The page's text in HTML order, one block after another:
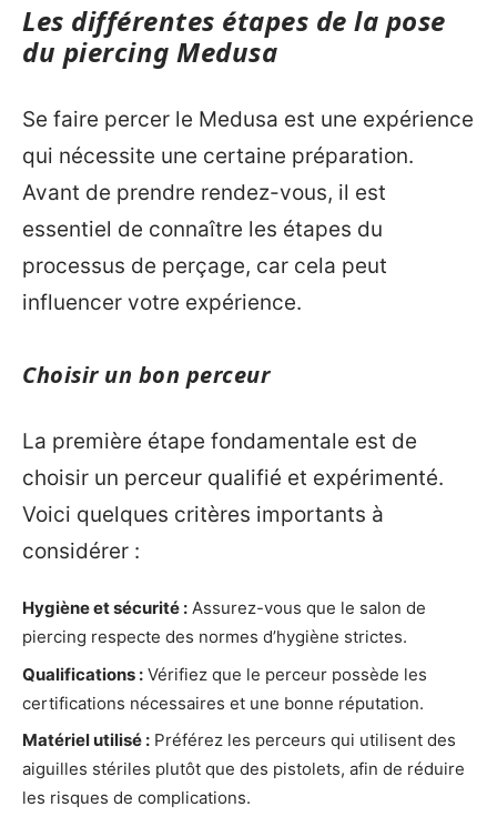
Les différentes étapes de la pose
du piercing Medusa
Se faire percer le Medusa est une expérience
qui nécessite une certaine préparation.
Avant de prendre rendez-vous, il est
essentiel de connaître les étapes du
processus de perçage, car cela peut
influencer votre expérience.
Choisir un bon perceur
La première étape fondamentale est de
choisir un perceur qualifié et expérimenté.
Voici quelques critères importants à
considérer :
Hygiène et sécurité : Assurez-vous que le salon de
piercing respecte des normes d’hygiène strictes.
Qualifications : Vérifiez que le perceur possède les
certifications nécessaires et une bonne réputation.
Matériel utilisé : Préférez les perceurs qui utilisent des
aiguilles stériles plutôt que des pistolets, afin de réduire
les risques de complications.